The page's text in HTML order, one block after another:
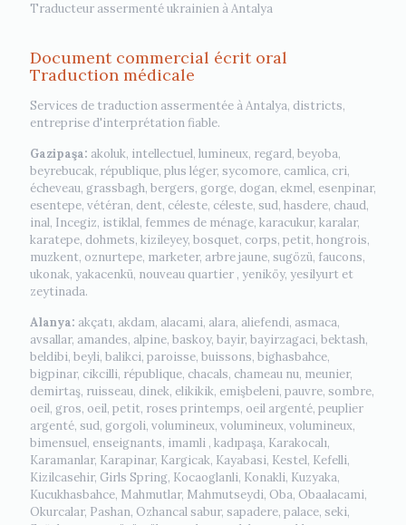
Traducteur assermenté ukrainien à Antalya
Document commercial écrit oral
Traduction médicale
Services de traduction assermentée à Antalya, districts,
entreprise d'interprétation fiable.
Gazipaşa: akoluk, intellectuel, lumineux, regard, beyoba,
beyrebucak, république, plus léger, sycomore, camlica, cri,
écheveau, grassbagh, bergers, gorge, dogan, ekmel, esenpinar,
esentepe, vétéran, dent, céleste, céleste, sud, hasdere, chaud,
inal, Incegiz, istiklal, femmes de ménage, karacukur, karalar,
karatepe, dohmets, kizileyey, bosquet, corps, petit, hongrois,
muzkent, oznurtepe, marketer, arbre jaune, sugözü, faucons,
ukonak, yakacenkü, nouveau quartier , yeniköy, yesilyurt et
zeytinada.
Alanya: akçatı, akdam, alacami, alara, aliefendi, asmaca,
avsallar, amandes, alpine, baskoy, bayir, bayirzagaci, bektash,
beldibi, beyli, balikci, paroisse, buissons, bighasbahce,
bigpinar, cikcilli, république, chacals, chameau nu, meunier,
demirtaş, ruisseau, dinek, elikikik, emişbeleni, pauvre, sombre,
oeil, gros, oeil, petit, roses printemps, oeil argenté, peuplier
argenté, sud, gorgoli, volumineux, volumineux, volumineux,
bimensuel, enseignants, imamli , kadıpaşa, Karakocalı,
Karamanlar, Karapinar, Kargicak, Kayabasi, Kestel, Kefelli,
Kizilcasehir, Girls Spring, Kocaoglanli, Konakli, Kuzyaka,
Kucukhasbahce, Mahmutlar, Mahmutseydi, Oba, Obaalacami,
Okurcalar, Pashan, Ozhancal sabur, sapadere, palace, seki,